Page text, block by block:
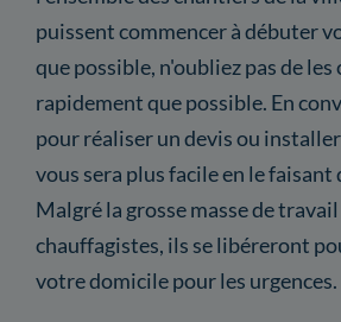
puissent commencer à débuter
que possible, n'oubliez pas de
rapidement que possible. En
pour réaliser un devis ou
vous sera plus facile en le faisant
Malgré la grosse masse de
chauffagistes, ils se libéreront
votre domicile pour les urgences.